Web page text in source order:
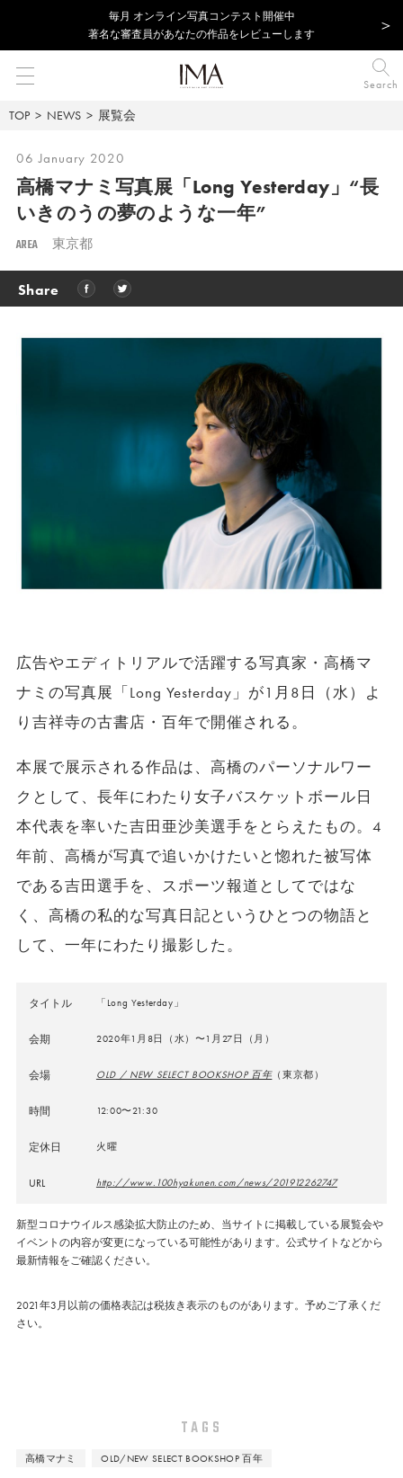
毎⽉ オンライン写真コンテスト開催中
著名な審査員があなたの作品をレビューします
Search
TOP NEWS 展覧会
06 January 2020
高橋マナミ写真展「Long Yesterday」 “長
いきのうの夢のような一年”
AREA 東京都
Share
広告やエディトリアルで活躍する写真家・高橋マ
ナミの写真展「Long Yesterday」が1月8日（水）よ
り吉祥寺の古書店・百年で開催される。
本展で展示される作品は、高橋のパーソナルワー
クとして、長年にわたり女子バスケットボール日
本代表を率いた吉田亜沙美選手をとらえたもの。4
年前、高橋が写真で追いかけたいと惚れた被写体
である吉田選手を、スポーツ報道としてではな
く、高橋の私的な写真日記というひとつの物語と
して、一年にわたり撮影した。
タイトル 「Long Yesterday」
会期 2020年1月8日（水）〜1月27日（月）
会場 OLD / NEW SELECT BOOKSHOP 百年（東京都）
時間 12:00〜21:30
定休日 火曜
URL http://www.100hyakunen.com/news/201912262747
新型コロナウイルス感染拡大防止のため、当サイトに掲載している展覧会や
イベントの内容が変更になっている可能性があります。公式サイトなどから
最新情報をご確認ください。
2021年3月以前の価格表記は税抜き表示のものがあります。予めご了承くだ
さい。
TAGS
高橋マナミ OLD/NEW SELECT BOOKSHOP 百年